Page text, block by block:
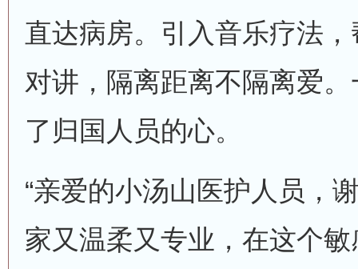
直达病房。引入音乐疗法
对讲，隔离距离不隔离爱。
了归国人员的心。
“亲爱的小汤山医护人员，
家又温柔又专业，在这个